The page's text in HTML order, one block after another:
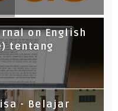
on English
tentang
- Belajar